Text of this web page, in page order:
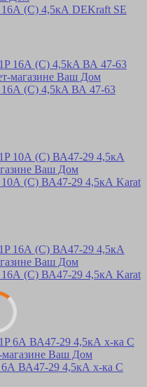
16А (С) 4,5кА DEKraft SE
16А (C) 4,5kA ВА 47-63
10А (С) ВА47-29 4,5кА Karat
16А (С) ВА47-29 4,5кА Karat
6А ВА47-29 4,5кА х-ка С